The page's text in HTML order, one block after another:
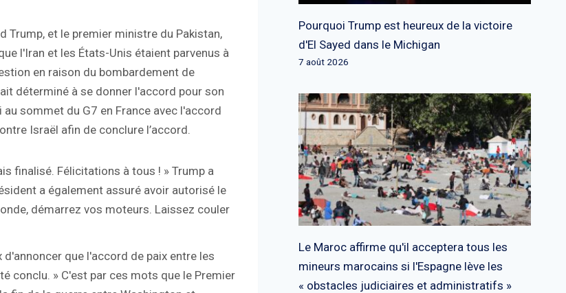
Trump, et le premier ministre du Pakistan,
l'Iran et les États-Unis étaient parvenus à
en raison du bombardement de
déterminé à se donner l'accord pour son
sommet du G7 en France avec l'accord
Israël afin de conclure l’accord.
finalisé. Félicitations à tous ! » Trump a
a également assuré avoir autorisé le
démarrez vos moteurs. Laissez couler
que l'accord de paix entre les
conclu. » C'est par ces mots que le Premier
Pourquoi Trump est heureux de la victoire
d'El Sayed dans le Michigan
7 août 2026
Le Maroc affirme qu'il acceptera tous les
mineurs marocains si l'Espagne lève les
« obstacles judiciaires et administratifs »